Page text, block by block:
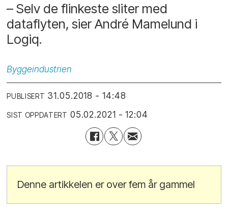
– Selv de flinkeste sliter med
dataflyten, sier André Mamelund i
Logiq.
Byggeindustrien
PUBLISERT 31.05.2018 - 14:48
SIST OPPDATERT 05.02.2021 - 12:04
Denne artikkelen er over fem år gammel